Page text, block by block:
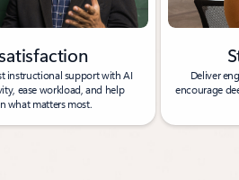
instructional support with AI
ease workload, and help
what matters most.
Deliver
encourage